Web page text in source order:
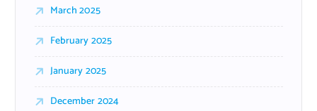
March 2025
February 2025
January 2025
December 2024